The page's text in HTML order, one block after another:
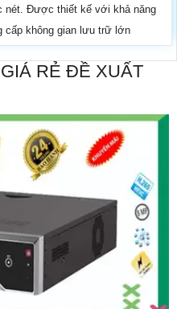
nét. Được thiết kế với khả năng
cấp không gian lưu trữ lớn
RẺ ĐỀ XUẤT